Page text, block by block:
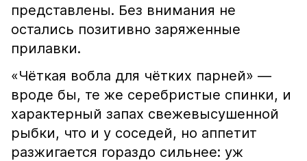
представлены. Без внимания не
остались позитивно заряженные
прилавки.
«Чёткая вобла для чётких парней» —
вроде бы, те же серебристые спинки, и
характерный запах свежевысушенной
рыбки, что и у соседей, но аппетит
разжигается гораздо сильнее: уж